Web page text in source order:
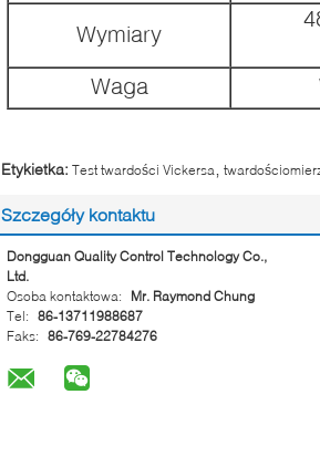
Wymiary
Waga
Etykietka: Test twardości Vickersa
Szczegóły kontaktu
Dongguan Quality Control Technology Co.,
Ltd.
Osoba kontaktowa:
Mr. Raymond Chung
Tel: 86-13711988687
Faks: 86-769-22784276